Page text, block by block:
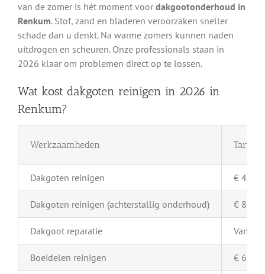
van de zomer is hét moment voor dakgootonderhoud in
Renkum. Stof, zand en bladeren veroorzaken sneller
schade dan u denkt. Na warme zomers kunnen naden
uitdrogen en scheuren. Onze professionals staan in
2026 klaar om problemen direct op te lossen.
Wat kost dakgoten reinigen in 2026 in
Renkum?
Werkzaamheden Tarief
Dakgoten reinigen € 4,-
Dakgoten reinigen (achterstallig onderhoud) € 8,-
Dakgoot reparatie Vanaf
Boeidelen reinigen € 6,-